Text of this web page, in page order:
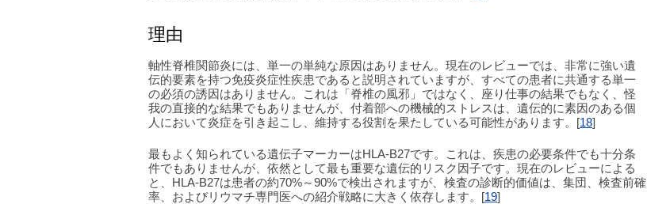
理由
軸性脊椎関節炎には、単一の単純な原因はありません。現在のレビューでは、非常に強い遺
伝的要素を持つ免疫炎症性疾患であると説明されていますが、すべての患者に共通する単一
の必須の誘因はありません。これは「脊椎の風邪」ではなく、座り仕事の結果でもなく、怪
我の直接的な結果でもありませんが、付着部への機械的ストレスは、遺伝的に素因のある個
人において炎症を引き起こし、維持する役割を果たしている可能性があります。[18]
最もよく知られている遺伝子マーカーはHLA-B27です。これは、疾患の必要条件でも十分条
件でもありませんが、依然として最も重要な遺伝的リスク因子です。現在のレビューによる
と、HLA-B27は患者の約70%～90%で検出されますが、検査の診断的価値は、集団、検査前確
率、およびリウマチ専門医への紹介戦略に大きく依存します。[19]